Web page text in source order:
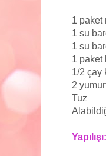
1 paket
1 su
1 su
1 paket
1/2 çay
2
Tuz
Yapılışı: